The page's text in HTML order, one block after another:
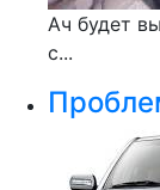
Ач будет
с...